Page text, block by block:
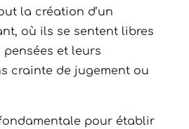
la création d’un
où ils se sentent libres
pensées et leurs
crainte de jugement ou
pour établir